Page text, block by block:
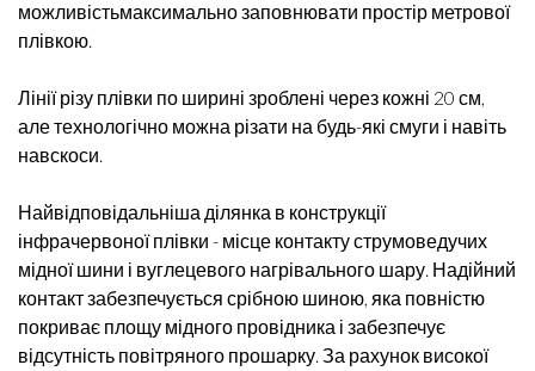
можливістьмаксимально заповнювати простір метрової
плівкою.
Лінії різу плівки по ширині зроблені через кожні 20 см,
але технологічно можна різати на будь-які смуги і навіть
навскоси.
Найвідповідальніша ділянка в конструкції
інфрачервоної плівки - місце контакту струмоведучих
мідної шини і вуглецевого нагрівального шару. Надійний
контакт забезпечується срібною шиною, яка повністю
покриває площу мідного провідника і забезпечує
відсутність повітряного прошарку. За рахунок високої